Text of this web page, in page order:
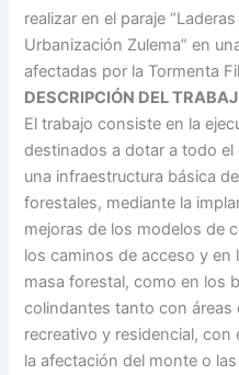
realizar en el paraje
Urbanización Zulema” en
afectadas por la Tormenta
DESCRIPCIÓN DEL
El trabajo consiste en la
destinados a dotar a todo
una infraestructura básica
forestales, mediante la
mejoras de los modelos de
los caminos de acceso y en
masa forestal, como en los
colindantes tanto con áreas
recreativo y residencial,
la afectación del monte o